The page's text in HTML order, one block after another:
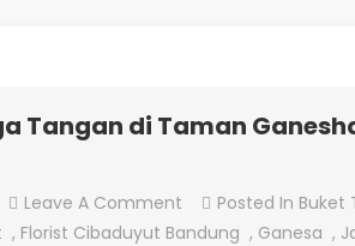
Tangan di Taman
Leave A CommentOn
Jual
Posted In Buket
, Florist Cibaduyut Bandung , Ganesa ,